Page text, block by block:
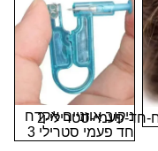
חד-פעמי-סטרילי-2
ניקוב אוזניים אקדח
חד פעמי סטרילי 3